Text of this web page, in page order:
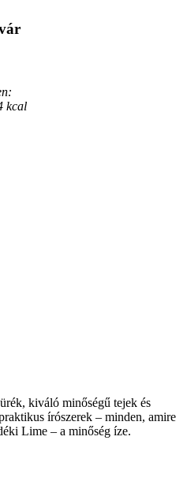
kcal
kiváló minőségű tejek és
írószerek – minden, amire
Lime – a minőség íze.